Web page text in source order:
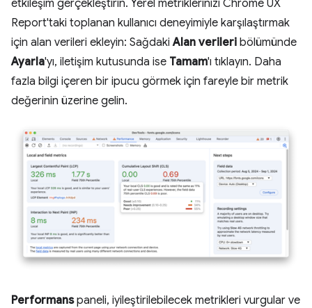
etkileşim gerçekleştirin. Yerel metriklerinizi Chrome UX
Report'taki toplanan kullanıcı deneyimiyle karşılaştırmak
için alan verileri ekleyin: SağdakiAlan verileri bölümünde
Ayarla'yı, iletişim kutusunda ise Tamam'ı tıklayın. Daha
fazla bilgi içeren bir ipucu görmek için fareyle bir metrik
değerinin üzerine gelin.
Performanspaneli, iyileştirilebilecek metrikleri vurgular ve